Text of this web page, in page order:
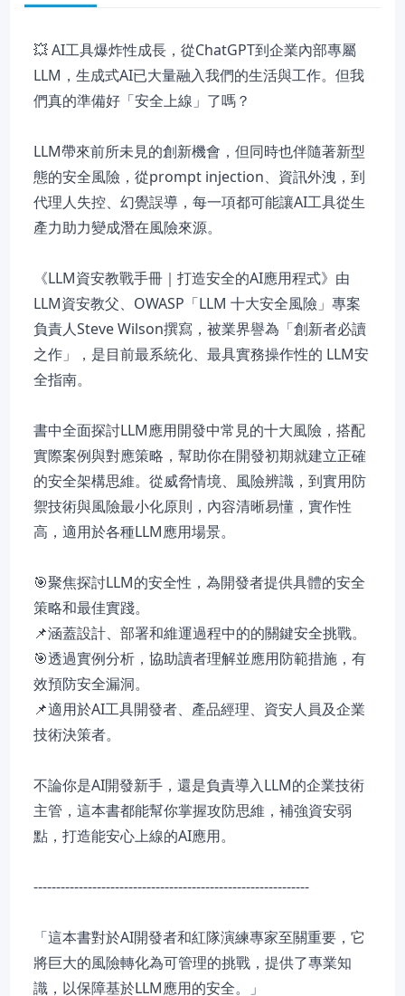
💥 AI工具爆炸性成長，從ChatGPT到企業內部專屬
LLM，生成式AI已大量融入我們的生活與工作。但我
們真的準備好「安全上線」了嗎？
LLM帶來前所未見的創新機會，但同時也伴隨著新型
態的安全風險，從prompt injection、資訊外洩，到
代理人失控、幻覺誤導，每一項都可能讓AI工具從生
產力助力變成潛在風險來源。
《LLM資安教戰手冊｜打造安全的AI應用程式》由
LLM資安教父、OWASP「LLM 十大安全風險」專案
負責人Steve Wilson撰寫，被業界譽為「創新者必讀
之作」，是目前最系統化、最具實務操作性的 LLM安
全指南。
書中全面探討LLM應用開發中常見的十大風險，搭配
實際案例與對應策略，幫助你在開發初期就建立正確
的安全架構思維。從威脅情境、風險辨識，到實用防
禦技術與風險最小化原則，內容清晰易懂，實作性
高，適用於各種LLM應用場景。
🎯聚焦探討LLM的安全性，為開發者提供具體的安全
策略和最佳實踐。
📌涵蓋設計、部署和維運過程中的的關鍵安全挑戰。
🎯透過實例分析，協助讀者理解並應用防範措施，有
效預防安全漏洞。
📌適用於AI工具開發者、產品經理、資安人員及企業
技術決策者。
不論你是AI開發新手，還是負責導入LLM的企業技術
主管，這本書都能幫你掌握攻防思維，補強資安弱
點，打造能安心上線的AI應用。
-------------------------------------------------------------
「這本書對於AI開發者和紅隊演練專家至關重要，它
將巨大的風險轉化為可管理的挑戰，提供了專業知
識，以保障基於LLM應用的安全。」